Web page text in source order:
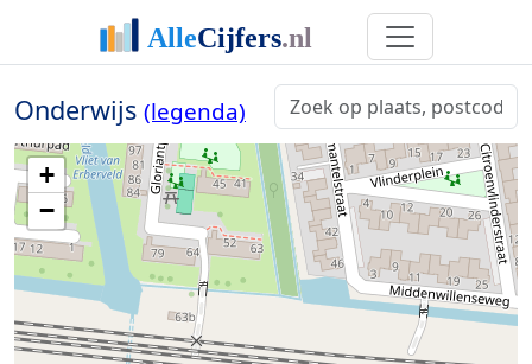
Onderwijs (legenda)
+
−